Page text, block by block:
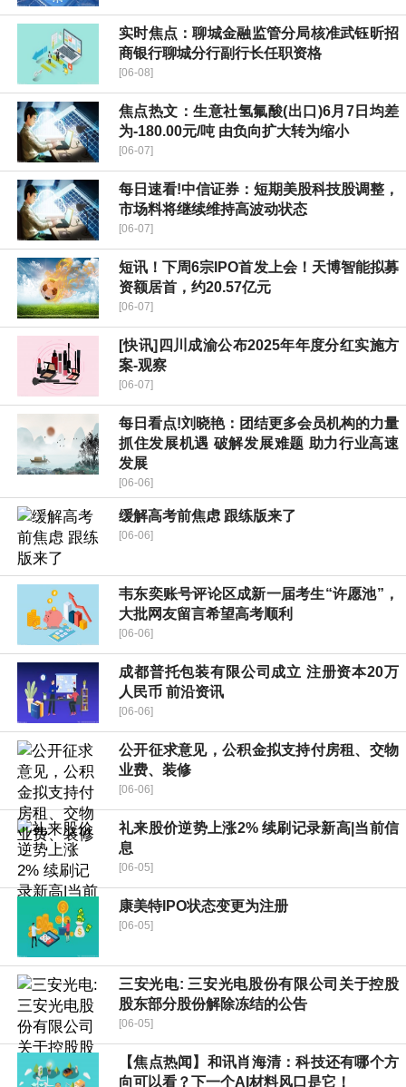
实时焦点：聊城金融监管分局核准武钰昕招
商银行聊城分行副行长任职资格
[06-08]
焦点热文：生意社氢氟酸(出口)6月7日均差
为-180.00元/吨 由负向扩大转为缩小
[06-07]
每日速看!中信证券：短期美股科技股调整，
市场料将继续维持高波动状态
[06-07]
短讯！下周6宗IPO首发上会！天博智能拟募
资额居首，约20.57亿元
[06-07]
[快讯]四川成渝公布2025年年度分红实施方
案-观察
[06-07]
每日看点!刘晓艳：团结更多会员机构的力量
抓住发展机遇 破解发展难题 助力行业高速
发展
[06-06]
缓解高考前焦虑 跟练版来了
[06-06]
韦东奕账号评论区成新一届考生“许愿池”，
大批网友留言希望高考顺利
[06-06]
成都普托包装有限公司成立 注册资本20万
人民币 前沿资讯
[06-06]
公开征求意见，公积金拟支持付房租、交物
业费、装修
[06-06]
礼来股价逆势上涨2% 续刷记录新高|当前信
息
[06-05]
康美特IPO状态变更为注册
[06-05]
三安光电: 三安光电股份有限公司关于控股
股东部分股份解除冻结的公告
[06-05]
【焦点热闻】和讯肖海清：科技还有哪个方
向可以看？下一个AI材料风口是它！